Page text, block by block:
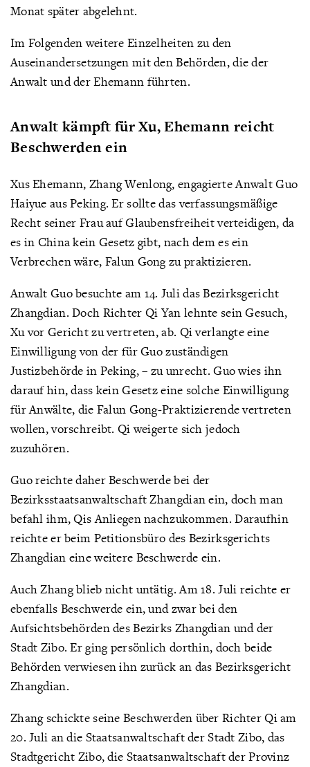
Monat später abgelehnt.
Im Folgenden weitere Einzelheiten zu den
Auseinandersetzungen mit den Behörden, die der
Anwalt und der Ehemann führten.
Anwalt kämpft für Xu, Ehemann reicht
Beschwerden ein
Xus Ehemann, Zhang Wenlong, engagierte Anwalt Guo
Haiyue aus Peking. Er sollte das verfassungsmäßige
Recht seiner Frau auf Glaubensfreiheit verteidigen, da
es in China kein Gesetz gibt, nach dem es ein
Verbrechen wäre, Falun Gong zu praktizieren.
Anwalt Guo besuchte am 14. Juli das Bezirksgericht
Zhangdian. Doch Richter Qi Yan lehnte sein Gesuch,
Xu vor Gericht zu vertreten, ab. Qi verlangte eine
Einwilligung von der für Guo zuständigen
Justizbehörde in Peking, – zu unrecht. Guo wies ihn
darauf hin, dass kein Gesetz eine solche Einwilligung
für Anwälte, die Falun Gong-Praktizierende vertreten
wollen, vorschreibt. Qi weigerte sich jedoch
zuzuhören.
Guo reichte daher Beschwerde bei der
Bezirksstaatsanwaltschaft Zhangdian ein, doch man
befahl ihm, Qis Anliegen nachzukommen. Daraufhin
reichte er beim Petitionsbüro des Bezirksgerichts
Zhangdian eine weitere Beschwerde ein.
Auch Zhang blieb nicht untätig. Am 18. Juli reichte er
ebenfalls Beschwerde ein, und zwar bei den
Aufsichtsbehörden des Bezirks Zhangdian und der
Stadt Zibo. Er ging persönlich dorthin, doch beide
Behörden verwiesen ihn zurück an das Bezirksgericht
Zhangdian.
Zhang schickte seine Beschwerden über Richter Qi am
20. Juli an die Staatsanwaltschaft der Stadt Zibo, das
Stadtgericht Zibo, die Staatsanwaltschaft der Provinz